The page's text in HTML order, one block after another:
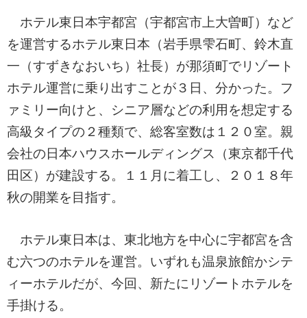
ホテル東日本宇都宮（宇都宮市上大曽町）など
を運営するホテル東日本（岩手県雫石町、鈴木直
一（すずきなおいち）社長）が那須町でリゾート
ホテル運営に乗り出すことが３日、分かった。フ
ァミリー向けと、シニア層などの利用を想定する
高級タイプの２種類で、総客室数は１２０室。親
会社の日本ハウスホールディングス（東京都千代
田区）が建設する。１１月に着工し、２０１８年
秋の開業を目指す。
ホテル東日本は、東北地方を中心に宇都宮を含
む六つのホテルを運営。いずれも温泉旅館かシテ
ィーホテルだが、今回、新たにリゾートホテルを
手掛ける。